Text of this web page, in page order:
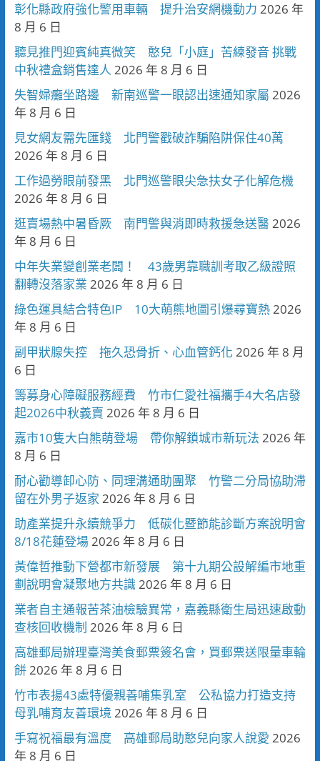
彰化縣政府強化警用車輛 提升治安網機動力 2026 年
8 月 6 日
聽見推門迎賓純真微笑 憨兒「小庭」苦練發音 挑戰
中秋禮盒銷售達人 2026 年 8 月 6 日
失智婦癱坐路邊 新南巡警一眼認出速通知家屬 2026
年 8 月 6 日
見女網友需先匯錢 北門警戳破詐騙陷阱保住40萬
2026 年 8 月 6 日
工作過勞眼前發黑 北門巡警眼尖急扶女子化解危機
2026 年 8 月 6 日
逛賣場熱中暑昏厥 南門警與消即時救援急送醫2026
年 8 月 6 日
中年失業變創業老闆！ 43歲男靠職訓考取乙級證照
翻轉沒落家業 2026 年 8 月 6 日
綠色運具結合特色IP 10大萌熊地圖引爆尋寶熱2026
年 8 月 6 日
副甲狀腺失控 拖久恐骨折、心血管鈣化 2026 年 8 月
6 日
籌募身心障礙服務經費 竹市仁愛社福攜手4大名店發
起2026中秋義賣 2026 年 8 月 6 日
嘉市10隻大白熊萌登場 帶你解鎖城市新玩法 2026 年
8 月 6 日
耐心勸導卸心防、同理溝通助團聚 竹警二分局協助滯
留在外男子返家 2026 年 8 月 6 日
助產業提升永續競爭力 低碳化暨節能診斷方案說明會
8/18花蓮登場2026 年 8 月 6 日
黃偉哲推動下營都市新發展 第十九期公設解編市地重
劃說明會凝聚地方共識2026 年 8 月 6 日
業者自主通報苦茶油檢驗異常，嘉義縣衛生局迅速啟動
查核回收機制 2026 年 8 月 6 日
高雄郵局辦理臺灣美食郵票簽名會，買郵票送限量車輪
餅2026 年 8 月 6 日
竹市表揚43處特優親善哺集乳室 公私協力打造支持
母乳哺育友善環境2026 年 8 月 6 日
手寫祝福最有溫度 高雄郵局助憨兒向家人說愛 2026
年 8 月 6 日